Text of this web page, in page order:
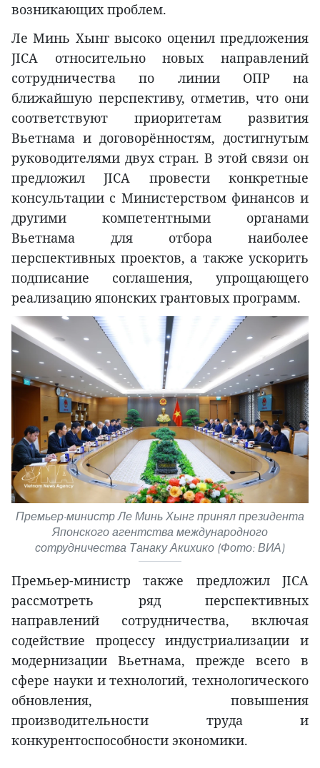
возникающих проблем.
Ле Минь Хынг высоко оценил предложения
JICA относительно новых направлений
сотрудничества по линии ОПР на
ближайшую перспективу, отметив, что они
соответствуют приоритетам развития
Вьетнама и договорённостям, достигнутым
руководителями двух стран. В этой связи он
предложил JICA провести конкретные
консультации с Министерством финансов и
другими компетентными органами
Вьетнама для отбора наиболее
перспективных проектов, а также ускорить
подписание соглашения, упрощающего
реализацию японских грантовых программ.
Премьер-министр Ле Минь Хынг принял президента
Японского агентства международного
сотрудничества Танаку Акихико (Фото: ВИА)
Премьер-министр также предложил JICA
рассмотреть ряд перспективных
направлений сотрудничества, включая
содействие процессу индустриализации и
модернизации Вьетнама, прежде всего в
сфере науки и технологий, технологического
обновления, повышения
производительности труда и
конкурентоспособности экономики.